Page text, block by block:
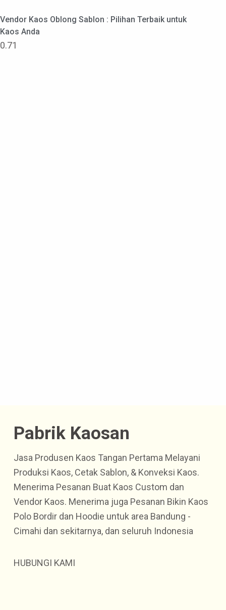
Vendor Kaos Oblong Sablon : Pilihan Terbaik untuk
Kaos Anda
Pabrik Kaosan
Jasa Produsen Kaos Tangan Pertama Melayani
Produksi Kaos, Cetak Sablon, & Konveksi Kaos.
Menerima Pesanan Buat Kaos Custom dan
Vendor Kaos. Menerima juga Pesanan Bikin Kaos
Polo Bordir dan Hoodie untuk area Bandung -
Cimahi dan sekitarnya, dan seluruh Indonesia
HUBUNGI KAMI